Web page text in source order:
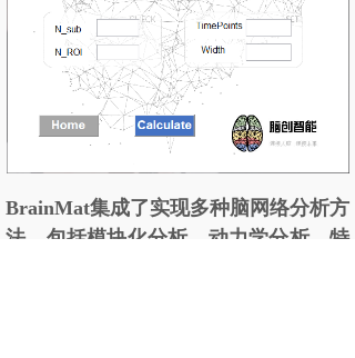
BrainMat集成了实现多种脑网络分析方
法，包括模块化分析、动力学分析、特